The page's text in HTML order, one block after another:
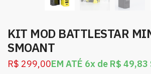
KIT MOD BATTLESTAR
SMOANT
R$ 299,00EM ATÉ 6x de R$ 49,83